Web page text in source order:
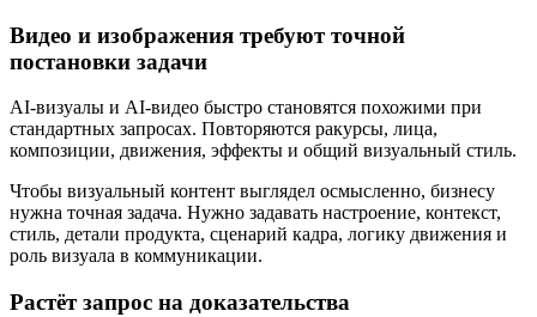
Видео и изображения требуют точной
постановки задачи
AI-визуалы и AI-видео быстро становятся похожими при
стандартных запросах. Повторяются ракурсы, лица,
композиции, движения, эффекты и общий визуальный стиль.
Чтобы визуальный контент выглядел осмысленно, бизнесу
нужна точная задача. Нужно задавать настроение, контекст,
стиль, детали продукта, сценарий кадра, логику движения и
роль визуала в коммуникации.
Растёт запрос на доказательства